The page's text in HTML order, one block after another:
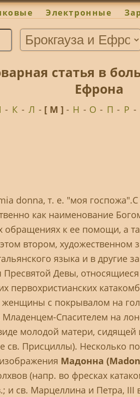
Электронные
статья в
Ефрона
- К - Л - [ М ]- Н - О - П - Р -
donna, т. e. "моя
как наименование
к ее помощи, а
втором, художественном
языка и в другие
Девы,
первохристианских
с покрывалом на
Спасителем на
молодой матери,
св. Присциллы). Несколько
Мадонна
(напр. во фресках
и св. Марцеллина и Петра, III